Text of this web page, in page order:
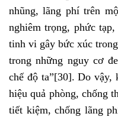
nhũng, lãng phí trên
nghiêm trọng, phức
tinh vi gây bức xúc
trong những nguy cơ
chế độ ta”[30]. Do vậy,
hiệu quả phòng, chống
tiết kiệm, chống lãng